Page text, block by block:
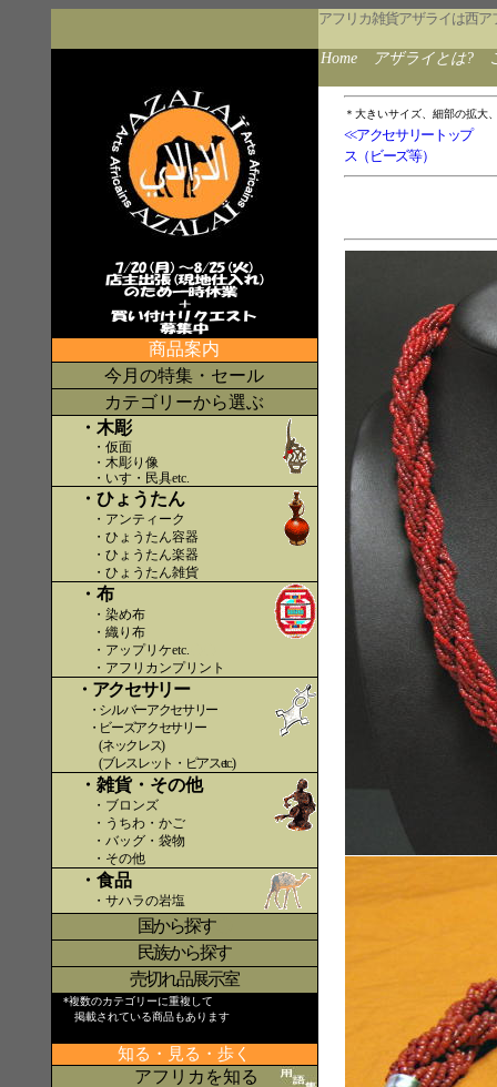
アフリカ雑貨アザライは西
Home アザライとは?
商品案内
今月の特集・セール
カテゴリーから選ぶ
・木彫
・仮面
・木彫り像
・いす・民具etc.
・ひょうたん
・アンティーク
・ひょうたん容器
・ひょうたん楽器
・ひょうたん雑貨
・布
・染め布
・織り布
・アップリケetc.
・アフリカンプリント
・アクセサリー
・シルバーアクセサリー
・ビーズアクセサリー
(ネックレス)
(ブレスレット・ピアスetc.)
・雑貨・その他
・ブロンズ
・うちわ・かご
・バッグ・袋物
・その他
・食品
・サハラの岩塩
国から探す〇
民族から探す
売切れ品展示室
*複数のカテゴリーに重複して
掲載されている商品もあります
知る・見る・歩く
アフリカを知る
＊大きいサイズ、細部の拡大
<<アクセサリートップ
ス（ビーズ等）